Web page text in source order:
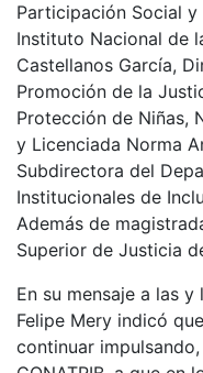
Participación Social
Instituto Nacional de
Castellanos García,
Promoción de la
Protección de Niñas,
y Licenciada Norma
Subdirectora del
Institucionales de
Además de
Superior de Justicia
En su mensaje a las
Felipe Mery indicó
continuar